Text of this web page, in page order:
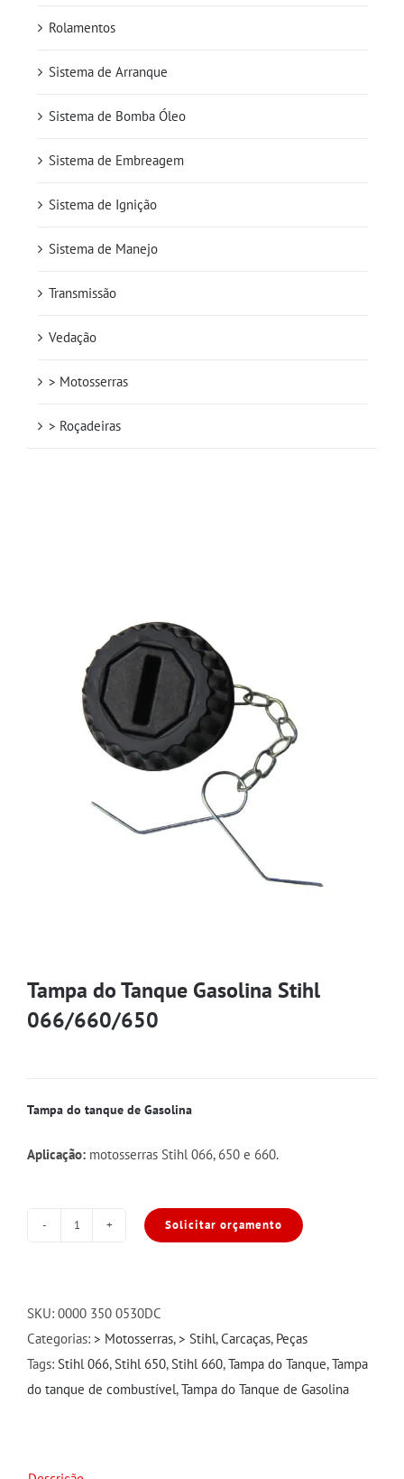
Tampa do Tanque Gasolina Stihl
066/660/650
Tampa do tanque de Gasolina
Aplicação: motosserras Stihl 066, 650 e 660.
Gasolina
Stihl
066/660/650
quantidade
Solicitar orçamento
SKU: 0000 350 0530DC
Categorias: > Motosserras,> Stihl,Carcaças, Peças
Tags: Stihl 066,Stihl 650,Stihl 660,Tampa do Tanque,Tampa
do tanque de combustível,Tampa do Tanque de Gasolina
Rolamentos
Sistema de Arranque
Sistema de Bomba Óleo
Sistema de Embreagem
Sistema de Ignição
Sistema de Manejo
Transmissão
Vedação
> Motosserras
> Roçadeiras